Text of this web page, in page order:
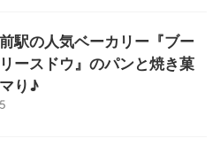
駅の人気ベーカリー『ブー
ースドウ』のパンと焼き菓
り♪